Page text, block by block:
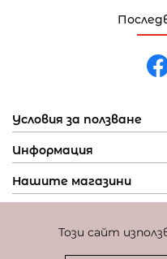
Този сайт
Условия за ползване
Информация
Нашите магазини